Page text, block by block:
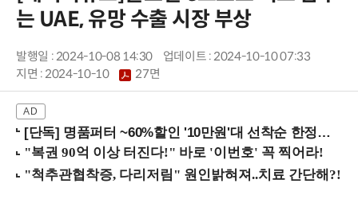
는 UAE, 유망 수출 시장 부상
발행일 : 2024-10-08 14:30
업데이트 : 2024-10-10 07:33
지면 :2024-10-10 27면
[단독] 명품퍼터 ~60%할인 '10만원'대 선착순 한정판매!